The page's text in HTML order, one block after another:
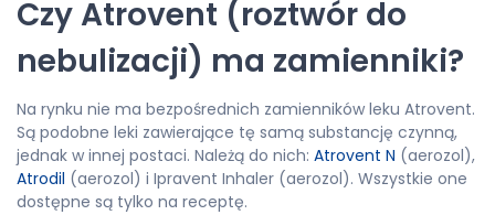
Czy Atrovent (roztwór do
nebulizacji) ma zamienniki?
Na rynku nie ma bezpośrednich zamienników leku Atrovent.
Są podobne leki zawierające tę samą substancję czynną,
jednak w innej postaci. Należą do nich: Atrovent N (aerozol),
Atrodil (aerozol) i Ipravent Inhaler (aerozol). Wszystkie one
dostępne są tylko na receptę.